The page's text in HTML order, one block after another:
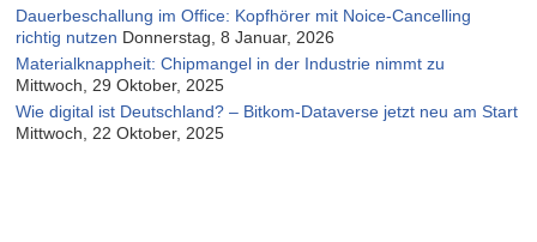
Dauerbeschallung im Office: Kopfhörer mit Noice-Cancelling
richtig nutzen Donnerstag, 8 Januar, 2026
Materialknappheit: Chipmangel in der Industrie nimmt zu
Mittwoch, 29 Oktober, 2025
Wie digital ist Deutschland? – Bitkom-Dataverse jetzt neu am Start
Mittwoch, 22 Oktober, 2025